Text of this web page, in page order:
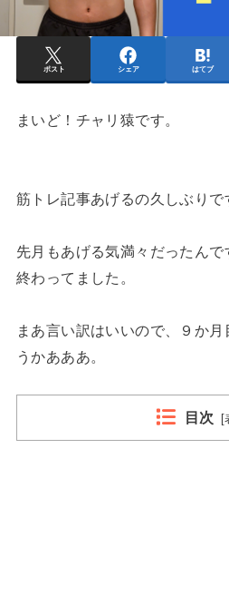
ポスト シェア はてブ
まいど！チャリ猿です。
筋トレ記事あげるの久しぶりで
先月もあげる気満々だったんで
終わってました。
まあ言い訳はいいので、９か
うかあああ。
目次 [